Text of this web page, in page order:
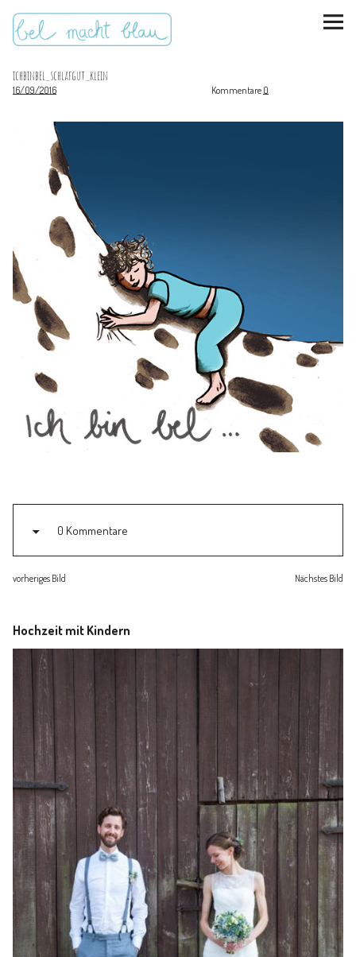
instagrampinterest
Malen + basteln
Feste feiern
Kinderzimmer
Mathe für Mamas
Über
ichbinbel_schlafgut_klein
16/09/2016 Kommentare 0
0 Kommentare
Nächstes Bild
vorheriges Bild
Hochzeit mit Kindern